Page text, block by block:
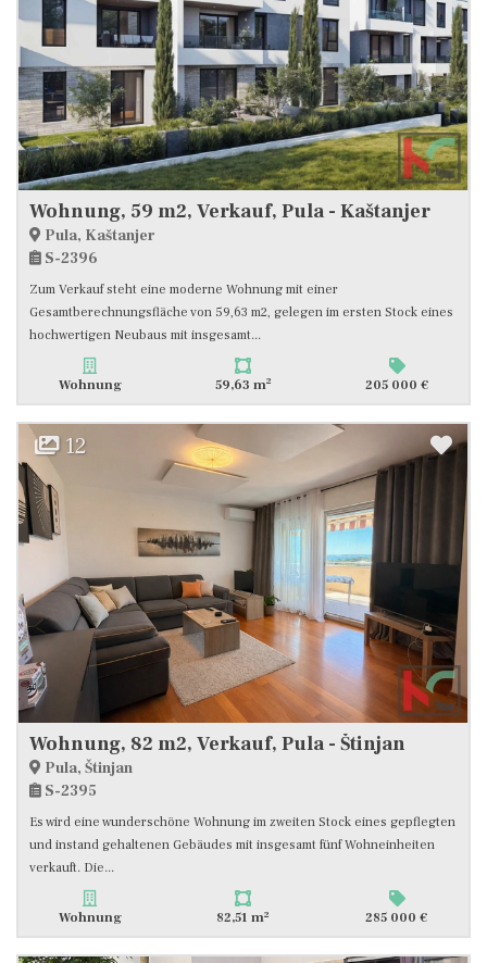
Wohnung, 59 m2, Verkauf, Pula - Kaštanjer
Pula, Kaštanjer
S-2396
Zum Verkauf steht eine moderne Wohnung mit einer
Gesamtberechnungsfläche von 59,63 m2, gelegen im ersten Stock eines
hochwertigen Neubaus mit insgesamt...
Wohnung 59,63 m2 205 000 €
12
Wohnung, 82 m2, Verkauf, Pula - Štinjan
Pula, Štinjan
S-2395
Es wird eine wunderschöne Wohnung im zweiten Stock eines gepflegten
und instand gehaltenen Gebäudes mit insgesamt fünf Wohneinheiten
verkauft. Die...
Wohnung 82,51 m2 285 000 €